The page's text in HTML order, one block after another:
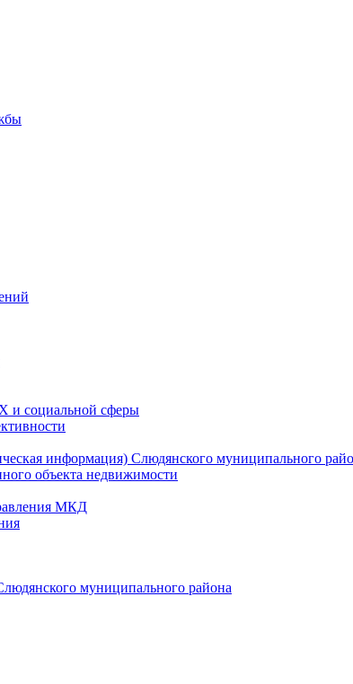
и социальной сферы
информация) Слюдянского муниципального
объекта недвижимости
МКД
муниципального района